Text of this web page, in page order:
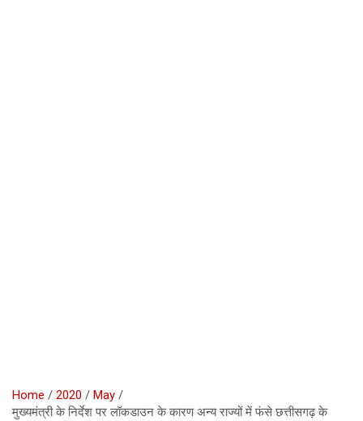
Home 2020
May
मुख्यमंत्री के निर्देश पर लॉकडाउन के कारण अन्य राज्यों में फंसे छत्तीसगढ़ के